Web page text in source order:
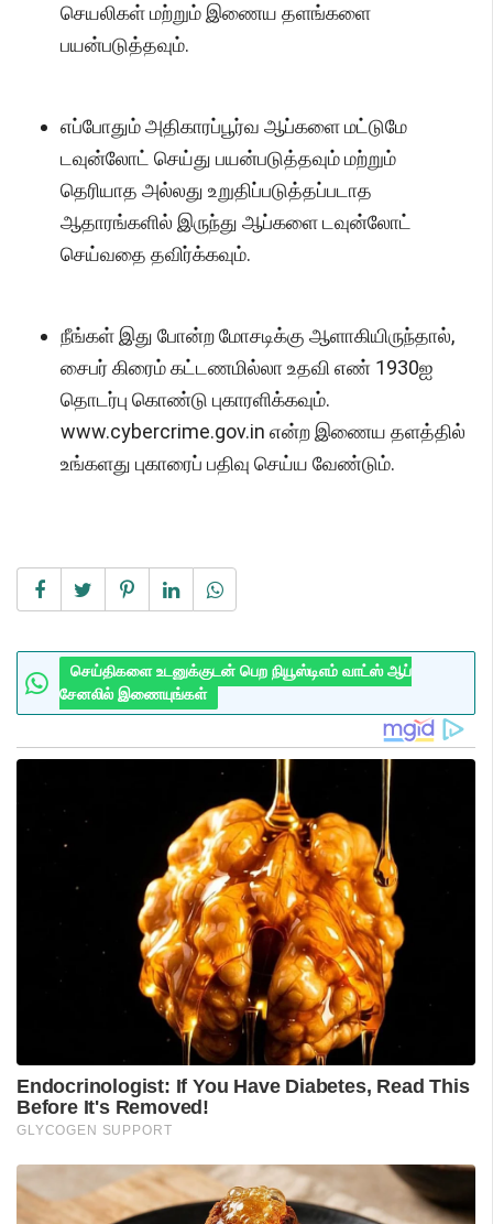
செயலிகள் மற்றும் இணைய தளங்களை
பயன்படுத்தவும்.
எப்போதும் அதிகாரப்பூர்வ ஆப்களை மட்டுமே
டவுன்லோட் செய்து பயன்படுத்தவும் மற்றும்
தெரியாத அல்லது உறுதிப்படுத்தப்படாத
ஆதாரங்களில் இருந்து ஆப்களை டவுன்லோட்
செய்வதை தவிர்க்கவும்.
நீங்கள் இது போன்ற மோசடிக்கு ஆளாகியிருந்தால்,
சைபர் கிரைம் கட்டணமில்லா உதவி எண் 1930ஐ
தொடர்பு கொண்டு புகாரளிக்கவும்.
www.cybercrime.gov.in என்ற இணைய தளத்தில்
உங்களது புகாரைப் பதிவு செய்ய வேண்டும்.
செய்திகளை உடனுக்குடன் பெற நியூஸ்டிஎம் வாட்ஸ் ஆப்
சேனலில் இணையுங்கள்